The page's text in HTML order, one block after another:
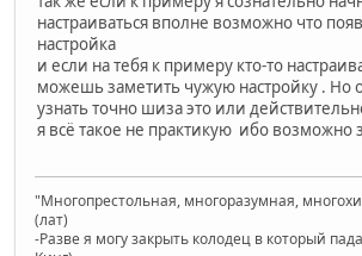
настраиваться вполне возможно что
настройка
и если на тебя к примеру кто-то
можешь заметить чужую настройку . Но
узнать точно шиза это или
я всё такое не практикую ибо возможно
"Многопрестольная, многоразумная,
(лат)
-Разве я могу закрыть колодец в который